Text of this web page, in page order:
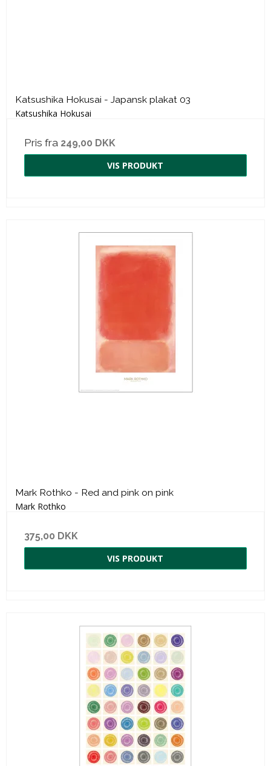
Katsushika Hokusai - Japansk plakat 03
Katsushika Hokusai
Pris fra 249,00 DKK
VIS PRODUKT
Mark Rothko - Red and pink on pink
Mark Rothko
375,00 DKK
VIS PRODUKT